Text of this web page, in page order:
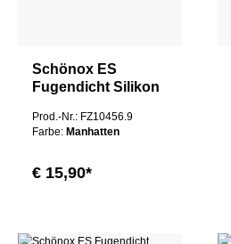
Schönox ES
Fugendicht Silikon
Keramik
Prod.-Nr.: FZ10456.9
Farbe: Manhatten
€ 15,90*